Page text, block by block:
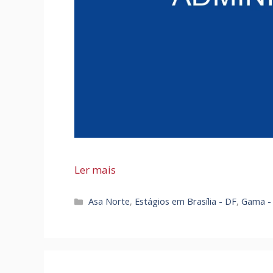
Ler mais
Categorias
Asa Norte, Estágios em Brasília - DF,Gama